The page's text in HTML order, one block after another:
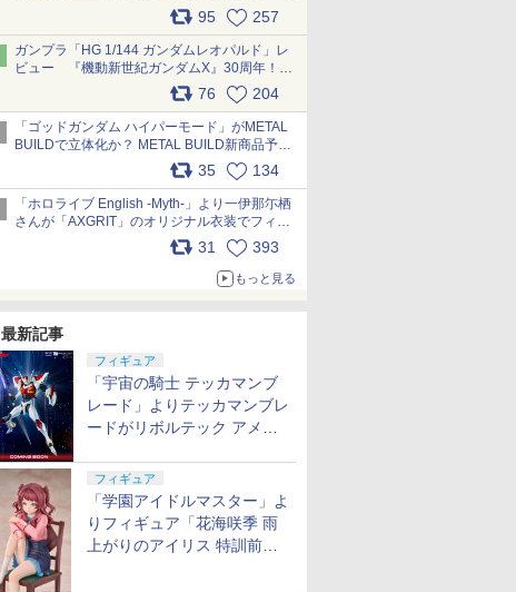
は「超合金」！ pic.x.com/uWyt1uyuFm
95 257
ガンプラ「HG 1/144 ガンダムレオパルド」レ
ビュー 『機動新世紀ガンダムX』30周年！イ
ンナーアームガトリングの変形機構まで再現し
最新フォーマットでキット化！
pic.x.com/nszPIDTpbg
76 204
「ゴッドガンダム ハイパーモード」がMETAL
BUILDで立体化か？ METAL BUILD新商品予告
が公開 pic.x.com/HIcLLIM3ar35 134
「ホロライブ English -Myth-」より一伊那尓栖
さんが「AXGRIT」のオリジナル衣装でフィギ
ュア化 pic.x.com/YMGhdIAzNa
31 393
もっと見る
最新記事
フィギュア
「宇宙の騎士 テッカマンブ
レード」よりテッカマンブレ
ードがリボルテック アメイ
定
フィギュア
「学園アイドルマスター」よ
りフィギュア「花海咲季 雨
上がりのアイリス 特訓前